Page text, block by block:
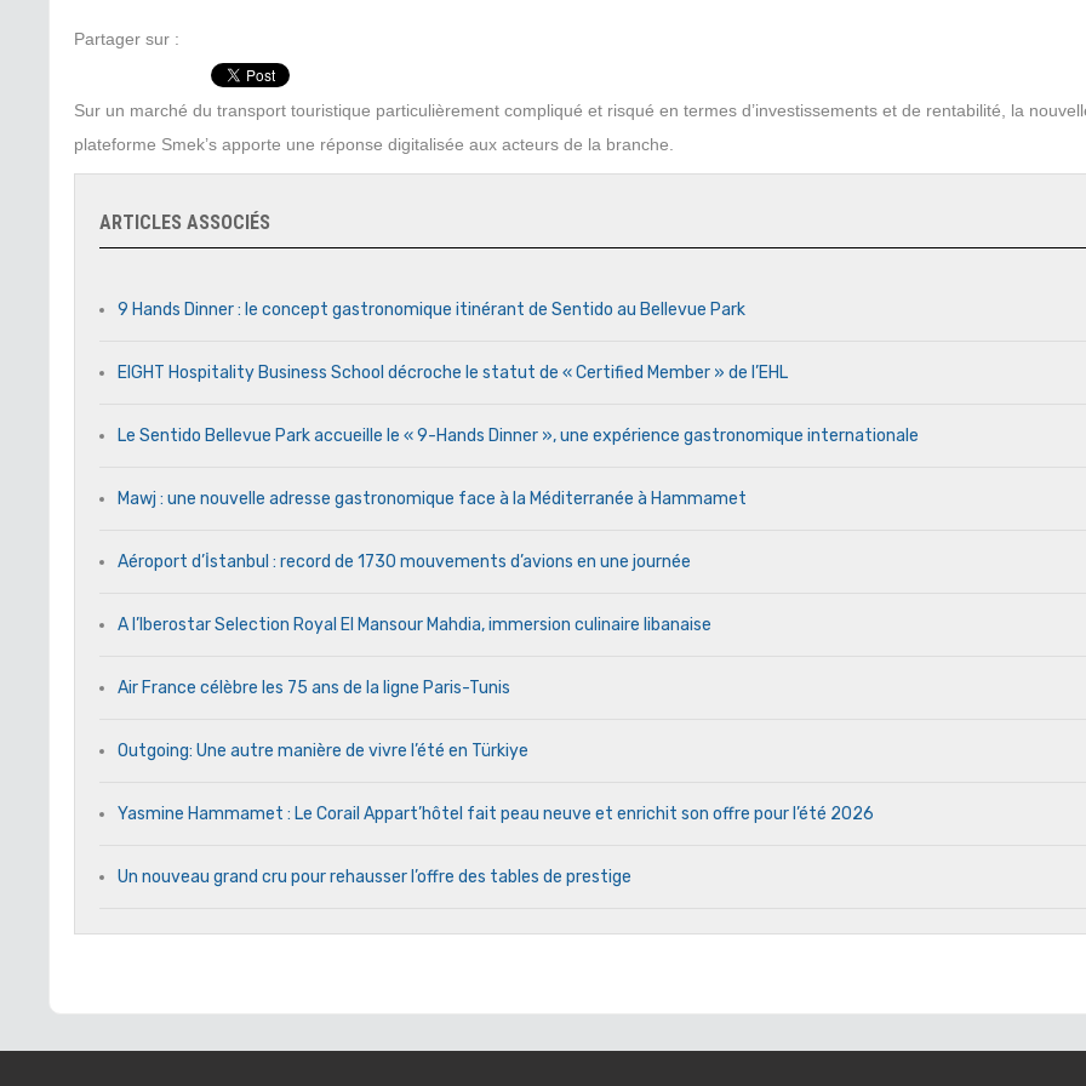
Partager sur :
Sur un marché du transport touristique particulièrement compliqué et risqué en termes d’investissements et de rentabilité, la
plateforme Smek’s apporte une réponse digitalisée aux acteurs de la branche.
ARTICLES ASSOCIÉS
9 Hands Dinner : le concept gastronomique itinérant de Sentido au Bellevue Park
EIGHT Hospitality Business School décroche le statut de « Certified Member » de l’EHL
Le Sentido Bellevue Park accueille le « 9-Hands Dinner », une expérience gastronomique internationale
Mawj : une nouvelle adresse gastronomique face à la Méditerranée à Hammamet
Aéroport d’İstanbul : record de 1730 mouvements d’avions en une journée
A l’Iberostar Selection Royal El Mansour Mahdia, immersion culinaire libanaise
Air France célèbre les 75 ans de la ligne Paris-Tunis
Outgoing: Une autre manière de vivre l’été en Türkiye
Yasmine Hammamet : Le Corail Appart’hôtel fait peau neuve et enrichit son offre pour l’été 2026
Un nouveau grand cru pour rehausser l’offre des tables de prestige